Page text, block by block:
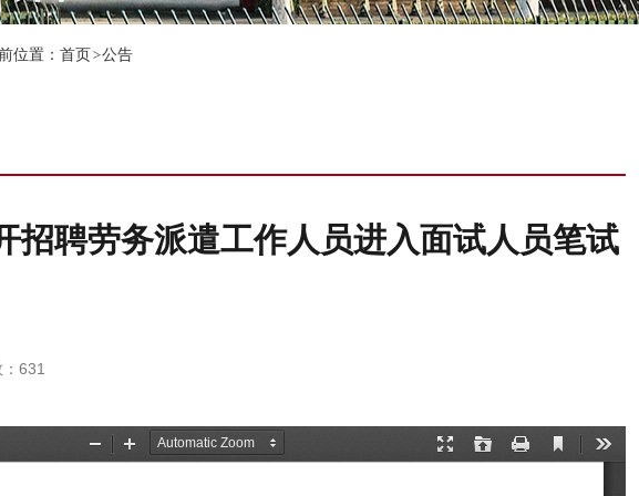
位置： 首页 公告
招聘劳务派遣工作人员进入面试人员笔试
631